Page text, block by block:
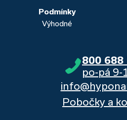
Podmínky
Výhodné
800 688
po-pá 9-
Pobočky a